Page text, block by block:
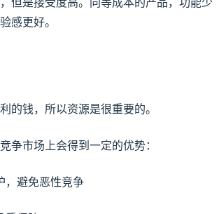
感更好。
的钱，所以资源是很重要的。
争市场上会得到一定的优势：
，避免恶性竞争